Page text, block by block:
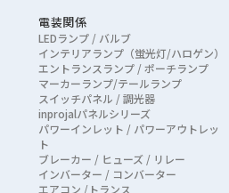
電装関係
LEDランプ / バルブ
インテリアランプ（蛍光灯/ハロゲン）
エントランスランプ / ポーチランプ
マーカーランプ/テールランプ
スイッチパネル / 調光器
inprojalパネルシリーズ
パワーインレット / パワーアウトレッ
ト
ブレーカー / ヒューズ / リレー
インバーター / コンバーター
エアコン /トランス